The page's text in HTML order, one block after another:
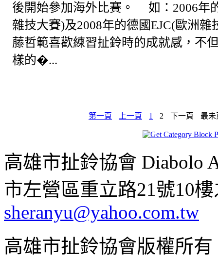
後開始參加海外比賽。 如：2006年
雜技大賽)及2008年的德國EJC(歐洲
藤哲範喜歡練習扯鈴時的成就感，不
樣的�...
第一頁 上一頁 1 2 下一頁 最未
高雄市扯鈴協會 Diabolo
市左營區重立路21號10
sheranyu@yahoo.com.tw
高雄市扯鈴協會版權所